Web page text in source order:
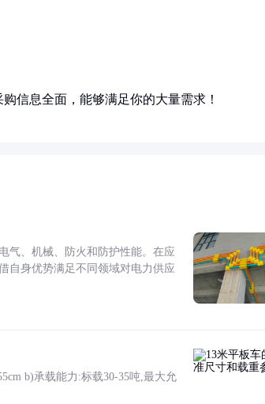
信息全面，能够满足你的大量需求！
气、机械、防火和防护性能。在应
自身优势满足不同领域对电力供应
b)承载能力:标载30-35吨,最大允